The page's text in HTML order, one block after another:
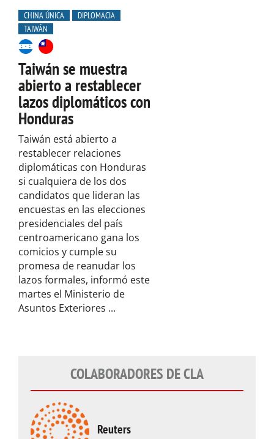
CHINA ÚNICA
DIPLOMACIA
TAIWÁN
Taiwán se muestra
abierto a restablecer
lazos diplomáticos con
Honduras
Taiwán está abierto a
restablecer relaciones
diplomáticas con Honduras
si cualquiera de los dos
candidatos que lideran las
encuestas en las elecciones
presidenciales del país
centroamericano gana los
comicios y cumple su
promesa de reanudar los
lazos formales, informó este
martes el Ministerio de
Asuntos Exteriores ...
COLABORADORES DE CLA
Reuters